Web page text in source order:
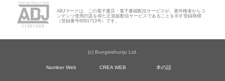
ABJマークは、この電子書店・電子書籍配信サービスが、著作権者からコ
ンテンツ使用許諾を得た正規版配信サービスであることを示す登録商標
（登録番号6091713号）です。
(c) Bungeishunju Ltd.
Number Web CREA WEB 本の話